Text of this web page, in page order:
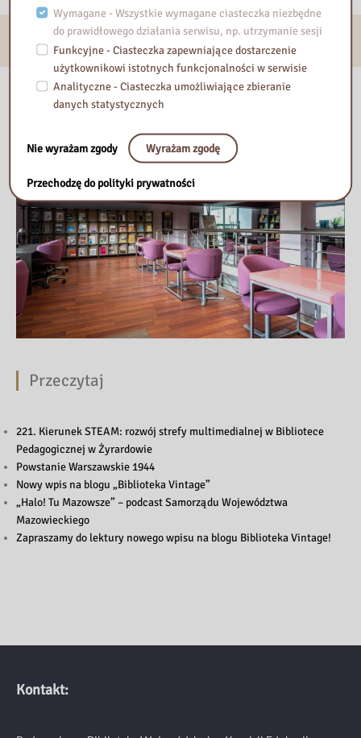
E-usługi
Nasza biblioteka
Przeczytaj
221. Kierunek STEAM: rozwój strefy multimedialnej w Bibliotece
Pedagogicznej w Żyrardowie
Powstanie Warszawskie 1944
Nowy wpis na blogu „Biblioteka Vintage”
„Halo! Tu Mazowsze” – podcast Samorządu Województwa
Mazowieckiego
Zapraszamy do lektury nowego wpisu na blogu Biblioteka Vintage!
Kontakt:
Wymagane - Wszystkie wymagane ciasteczka niezbędne
do prawidłowego działania serwisu, np. utrzymanie sesji
Funkcyjne - Ciasteczka zapewniające dostarczenie
użytkownikowi istotnych funkcjonalności w serwisie
Analityczne - Ciasteczka umożliwiające zbieranie
danych statystycznych
Nie wyrażam zgody Wyrażam zgodę
Przechodzę do polityki prywatności